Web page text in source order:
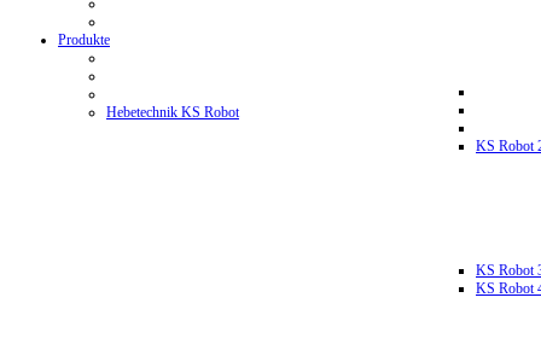
Produkte
Hebetechnik KS Robot
KS Robot
KS Robot
KS Robot